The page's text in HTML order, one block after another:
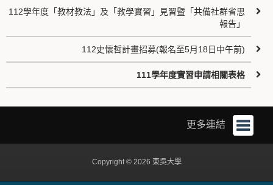
112學年度「教材教法」及「教學實習」見習暨「共備社群省思
報告」
112史懷哲計畫招募(報名至5月18日中午前)
111學年度實習申請相關表格
更多連結
Copyright © 2026 東吳大學